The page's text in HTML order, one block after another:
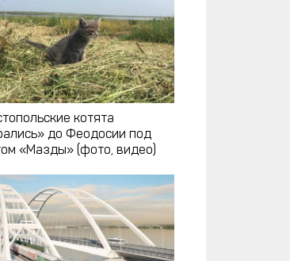
котята
до Феодосии под
«Мазды» (фото, видео)